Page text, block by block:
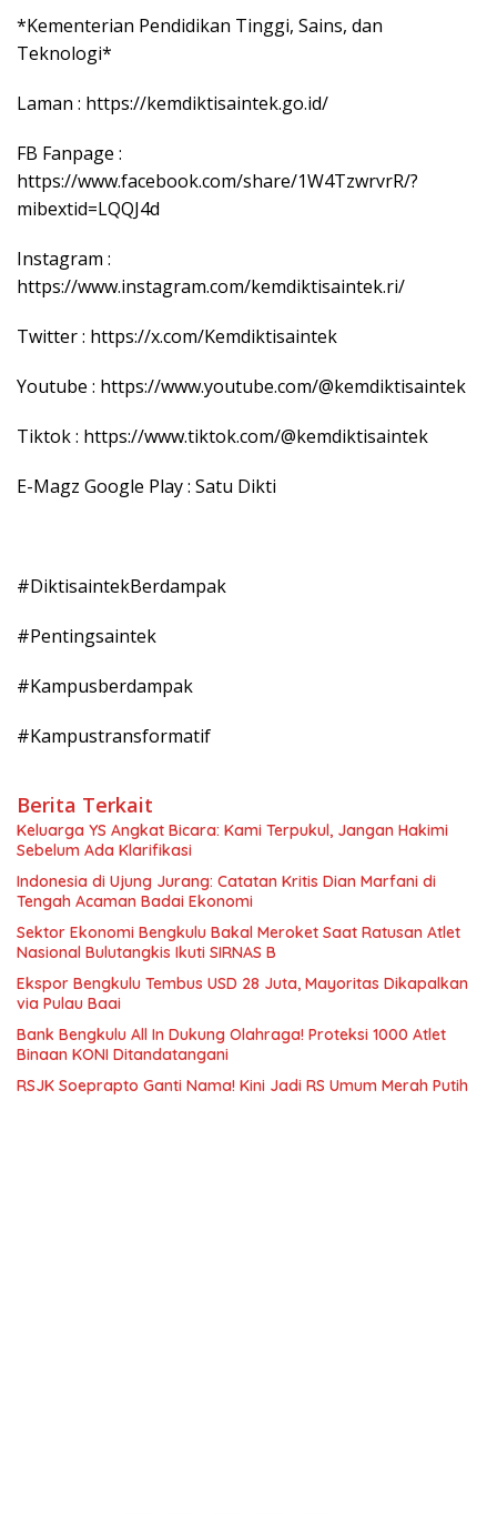
*Kementerian Pendidikan Tinggi, Sains, dan
Teknologi*
Laman : https://kemdiktisaintek.go.id/
FB Fanpage :
https://www.facebook.com/share/1W4TzwrvrR/?
mibextid=LQQJ4d
Instagram :
https://www.instagram.com/kemdiktisaintek.ri/
Twitter : https://x.com/Kemdiktisaintek
Youtube : https://www.youtube.com/@kemdiktisaintek
Tiktok : https://www.tiktok.com/@kemdiktisaintek
E-Magz Google Play : Satu Dikti
#DiktisaintekBerdampak
#Pentingsaintek
#Kampusberdampak
#Kampustransformatif
Berita Terkait
Keluarga YS Angkat Bicara: Kami Terpukul, Jangan Hakimi
Sebelum Ada Klarifikasi
Indonesia di Ujung Jurang: Catatan Kritis Dian Marfani di
Tengah Acaman Badai Ekonomi
Sektor Ekonomi Bengkulu Bakal Meroket Saat Ratusan Atlet
Nasional Bulutangkis Ikuti SIRNAS B
Ekspor Bengkulu Tembus USD 28 Juta, Mayoritas Dikapalkan
via Pulau Baai
Bank Bengkulu All In Dukung Olahraga! Proteksi 1000 Atlet
Binaan KONI Ditandatangani
RSJK Soeprapto Ganti Nama! Kini Jadi RS Umum Merah Putih